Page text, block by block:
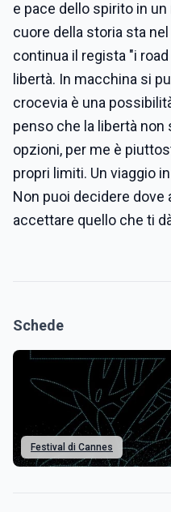
e pace dello spirito in un
cuore della storia sta
continua il regista "i
libertà. In macchina si
crocevia è una
penso che la libertà
opzioni, per me è
propri limiti. Un viaggio
Non puoi decidere
accettare quello che ti
Schede
Festival di Cannes